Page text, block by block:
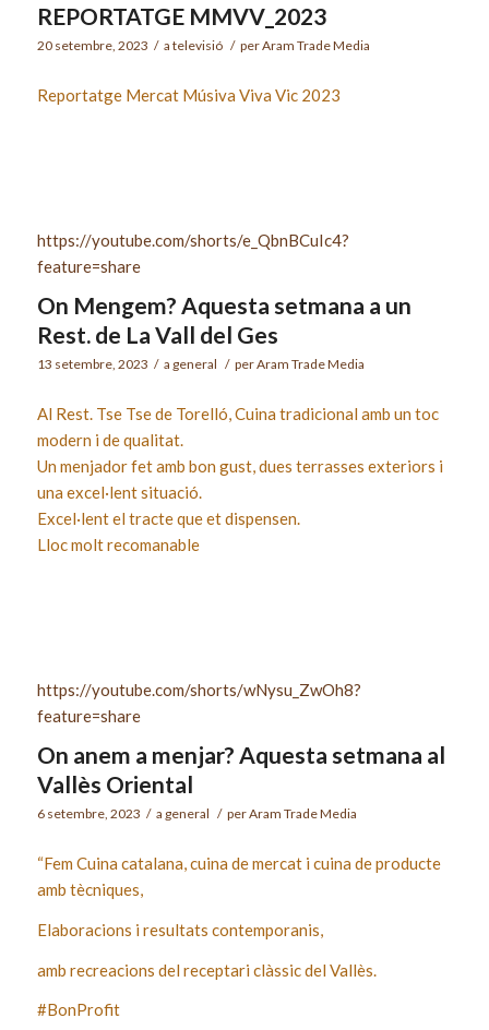
REPORTATGE MMVV_2023
20 setembre, 2023 / a televisió / perAram Trade Media
Reportatge Mercat Músiva Viva Vic 2023
https://youtube.com/shorts/e_QbnBCuIc4?
feature=share
On Mengem? Aquesta setmana a un
Rest. de La Vall del Ges
13 setembre, 2023 / a general / perAram Trade Media
Al Rest. Tse Tse de Torelló, Cuina tradicional amb un toc
modern i de qualitat.
Un menjador fet amb bon gust, dues terrasses exteriors i
una excel·lent situació.
Excel·lent el tracte que et dispensen.
Lloc molt recomanable
https://youtube.com/shorts/wNysu_ZwOh8?
feature=share
On anem a menjar? Aquesta setmana al
Vallès Oriental
6 setembre, 2023 / a general / perAram Trade Media
“Fem Cuina catalana, cuina de mercat i cuina de producte
amb tècniques,
Elaboracions i resultats contemporanis,
amb recreacions del receptari clàssic del Vallès.
#BonProfit